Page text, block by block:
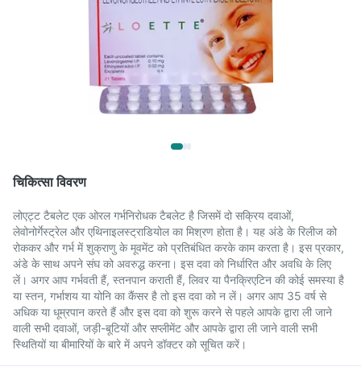
चिकित्सा विवरण
लोएट्ट टैबलेट एक ओरल गर्भनिरोधक टैबलेट है जिसमें दो सक्रिय दवाओं,
लेवोनोर्गेस्ट्रेल और एथिनाइलस्ट्राडियोल का मिश्रण होता है। यह अंडे के रिलीज को
रोककर और गर्भ में शुक्राणु के मूवमेंट को प्रतिबंधित करके काम करता है। इस प्रकार,
अंडे के साथ अपने संघ को अवरुद्ध करना। इस दवा को निर्धारित और अवधि के लिए
लें। अगर आप गर्भवती हैं, स्तनपान कराती हैं, लिवर या पैनक्रिएटिन की कोई समस्या है
या स्तन, गर्भाशय या योनि का कैंसर है तो इस दवा को न लें। अगर आप 35 वर्ष से
अधिक या धूम्रपान करते हैं और इस दवा को शुरू करने से पहले आपके द्वारा ली जाने
वाली सभी दवाओं, जड़ी-बूटियों और सप्लीमेंट और आपके द्वारा ली जाने वाली सभी
स्थितियों या बीमारियों के बारे में अपने डॉक्टर को सूचित करें।